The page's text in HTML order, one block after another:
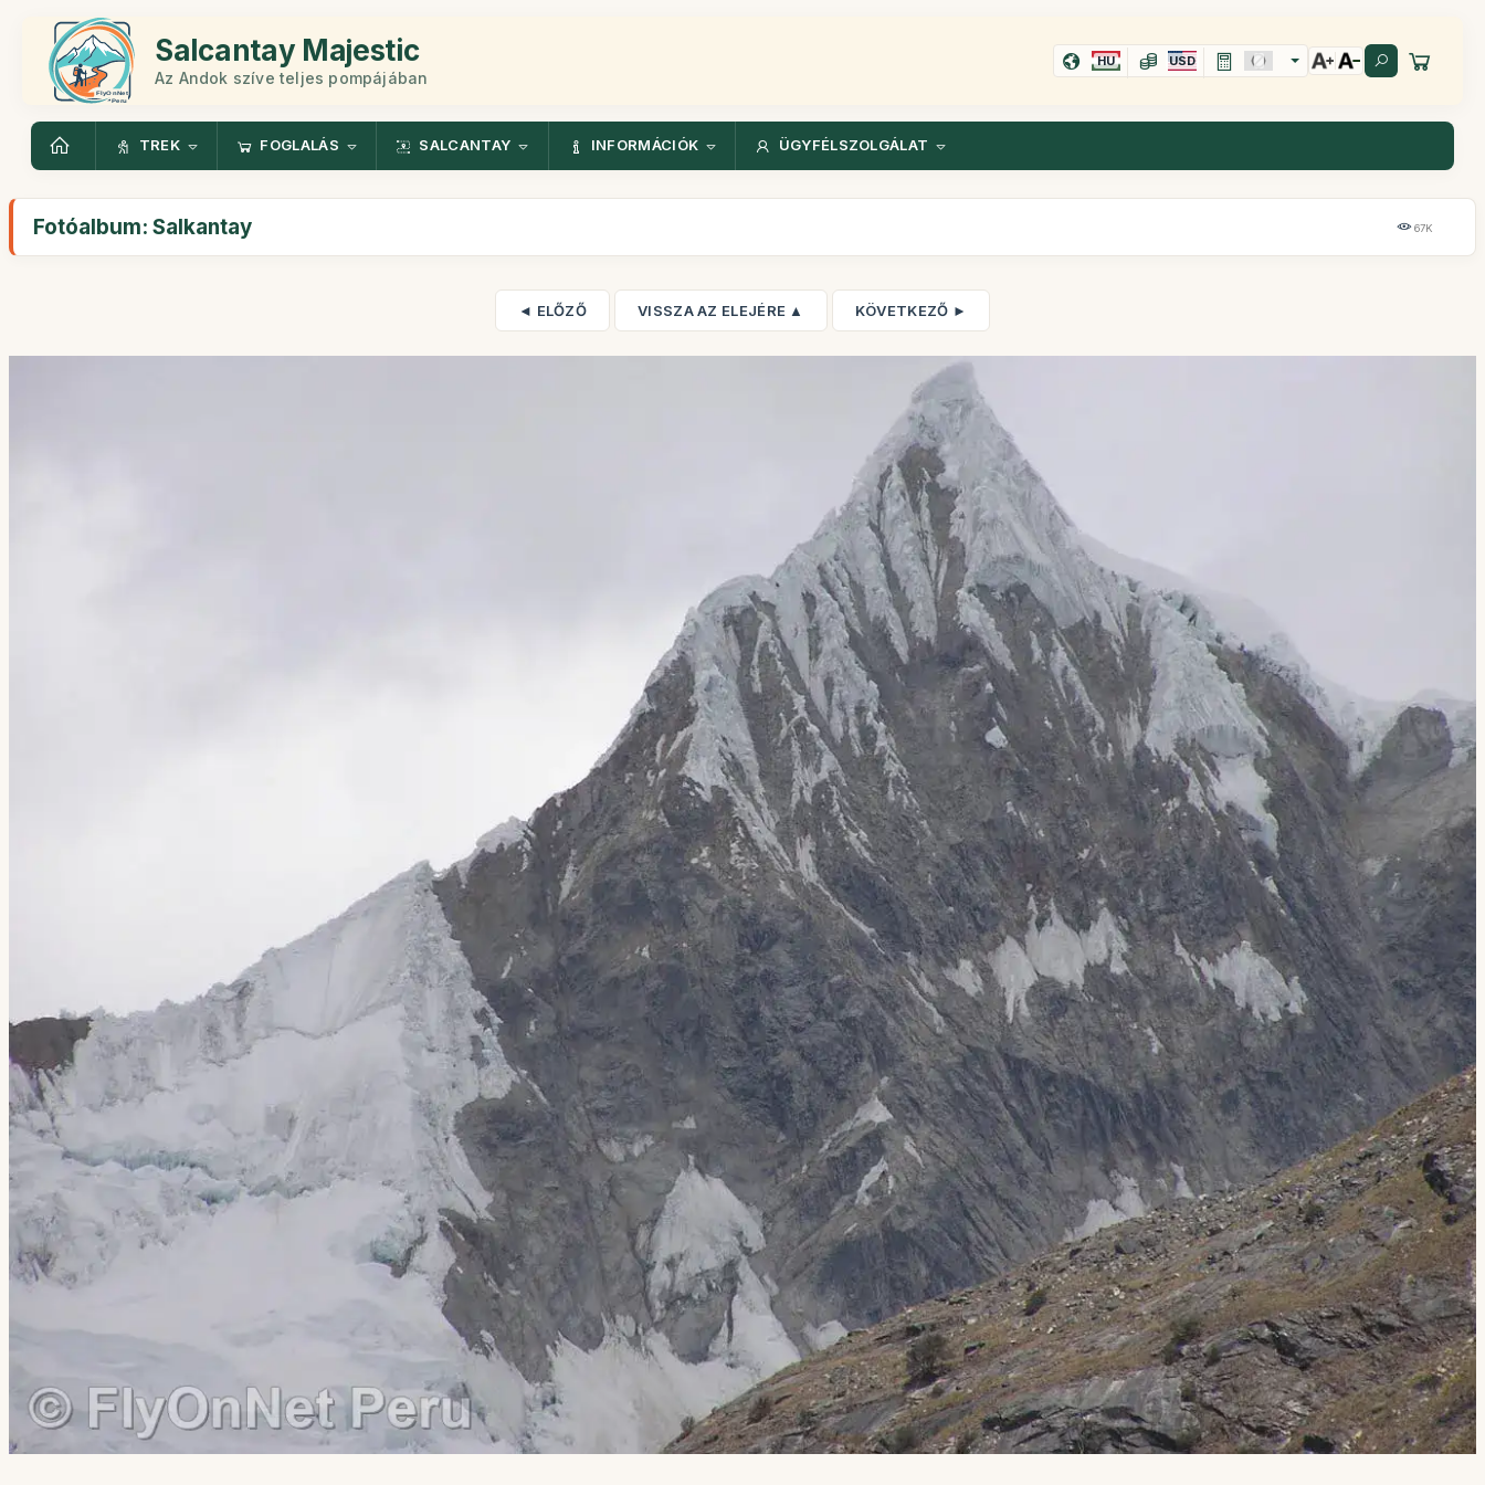
Salcantay Majestic
Az Andok szíve teljes pompájában
HU USD
TREK FOGLALÁS SALCANTAY INFORMÁCIÓK ÜGYFÉLSZOLGÁLAT
Fotóalbum: Salkantay 67K
◄ ELŐZŐ VISSZA AZ ELEJÉRE ▲ KÖVETKEZŐ ►